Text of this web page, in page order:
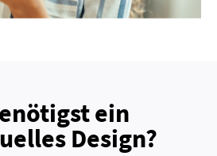
ein
Design?